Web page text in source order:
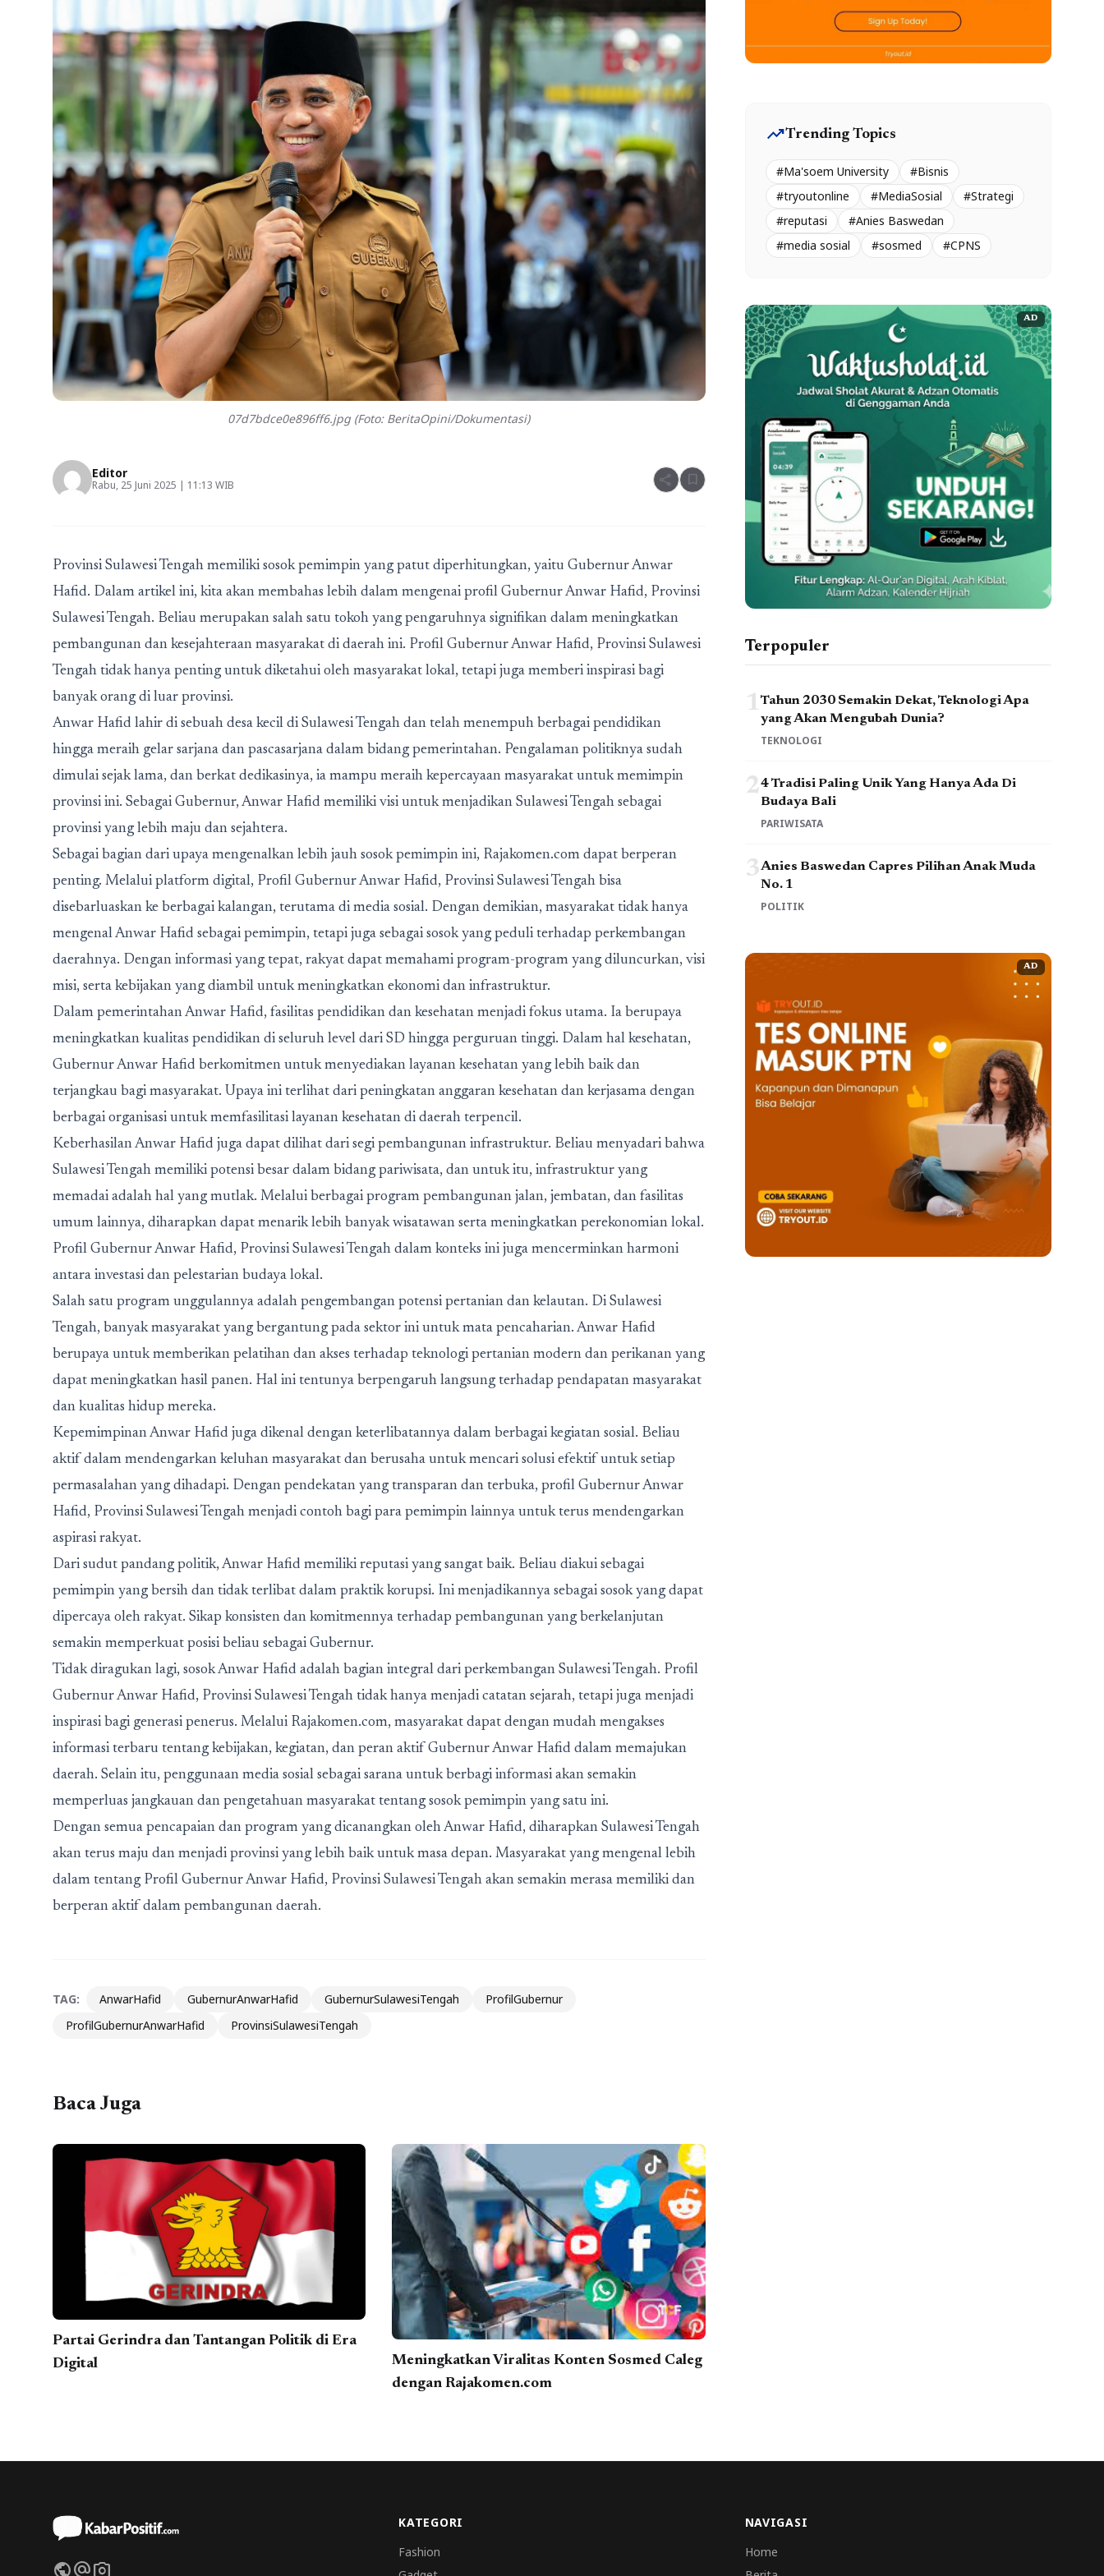
07d7bdce0e896ff6.jpg (Foto: BeritaOpini/Dokumentasi)
Editor
Rabu, 25 Juni 2025 | 11:13 WIB share bookmark
Provinsi Sulawesi Tengah memiliki sosok pemimpin yang patut diperhitungkan, yaitu Gubernur Anwar
Hafid. Dalam artikel ini, kita akan membahas lebih dalam mengenai profil Gubernur Anwar Hafid, Provinsi
Sulawesi Tengah. Beliau merupakan salah satu tokoh yang pengaruhnya signifikan dalam meningkatkan
pembangunan dan kesejahteraan masyarakat di daerah ini. Profil Gubernur Anwar Hafid, Provinsi Sulawesi
Tengah tidak hanya penting untuk diketahui oleh masyarakat lokal, tetapi juga memberi inspirasi bagi
banyak orang di luar provinsi.
Anwar Hafid lahir di sebuah desa kecil di Sulawesi Tengah dan telah menempuh berbagai pendidikan
hingga meraih gelar sarjana dan pascasarjana dalam bidang pemerintahan. Pengalaman politiknya sudah
dimulai sejak lama, dan berkat dedikasinya, ia mampu meraih kepercayaan masyarakat untuk memimpin
provinsi ini. Sebagai Gubernur, Anwar Hafid memiliki visi untuk menjadikan Sulawesi Tengah sebagai
provinsi yang lebih maju dan sejahtera.
Sebagai bagian dari upaya mengenalkan lebih jauh sosok pemimpin ini, Rajakomen.com dapat berperan
penting. Melalui platform digital, Profil Gubernur Anwar Hafid, Provinsi Sulawesi Tengah bisa
disebarluaskan ke berbagai kalangan, terutama di media sosial. Dengan demikian, masyarakat tidak hanya
mengenal Anwar Hafid sebagai pemimpin, tetapi juga sebagai sosok yang peduli terhadap perkembangan
daerahnya. Dengan informasi yang tepat, rakyat dapat memahami program-program yang diluncurkan, visi
misi, serta kebijakan yang diambil untuk meningkatkan ekonomi dan infrastruktur.
Dalam pemerintahan Anwar Hafid, fasilitas pendidikan dan kesehatan menjadi fokus utama. Ia berupaya
meningkatkan kualitas pendidikan di seluruh level dari SD hingga perguruan tinggi. Dalam hal kesehatan,
Gubernur Anwar Hafid berkomitmen untuk menyediakan layanan kesehatan yang lebih baik dan
terjangkau bagi masyarakat. Upaya ini terlihat dari peningkatan anggaran kesehatan dan kerjasama dengan
berbagai organisasi untuk memfasilitasi layanan kesehatan di daerah terpencil.
Keberhasilan Anwar Hafid juga dapat dilihat dari segi pembangunan infrastruktur. Beliau menyadari bahwa
Sulawesi Tengah memiliki potensi besar dalam bidang pariwisata, dan untuk itu, infrastruktur yang
memadai adalah hal yang mutlak. Melalui berbagai program pembangunan jalan, jembatan, dan fasilitas
umum lainnya, diharapkan dapat menarik lebih banyak wisatawan serta meningkatkan perekonomian lokal.
Profil Gubernur Anwar Hafid, Provinsi Sulawesi Tengah dalam konteks ini juga mencerminkan harmoni
antara investasi dan pelestarian budaya lokal.
Salah satu program unggulannya adalah pengembangan potensi pertanian dan kelautan. Di Sulawesi
Tengah, banyak masyarakat yang bergantung pada sektor ini untuk mata pencaharian. Anwar Hafid
berupaya untuk memberikan pelatihan dan akses terhadap teknologi pertanian modern dan perikanan yang
dapat meningkatkan hasil panen. Hal ini tentunya berpengaruh langsung terhadap pendapatan masyarakat
dan kualitas hidup mereka.
Kepemimpinan Anwar Hafid juga dikenal dengan keterlibatannya dalam berbagai kegiatan sosial. Beliau
aktif dalam mendengarkan keluhan masyarakat dan berusaha untuk mencari solusi efektif untuk setiap
permasalahan yang dihadapi. Dengan pendekatan yang transparan dan terbuka, profil Gubernur Anwar
Hafid, Provinsi Sulawesi Tengah menjadi contoh bagi para pemimpin lainnya untuk terus mendengarkan
aspirasi rakyat.
Dari sudut pandang politik, Anwar Hafid memiliki reputasi yang sangat baik. Beliau diakui sebagai
pemimpin yang bersih dan tidak terlibat dalam praktik korupsi. Ini menjadikannya sebagai sosok yang dapat
dipercaya oleh rakyat. Sikap konsisten dan komitmennya terhadap pembangunan yang berkelanjutan
semakin memperkuat posisi beliau sebagai Gubernur.
Tidak diragukan lagi, sosok Anwar Hafid adalah bagian integral dari perkembangan Sulawesi Tengah. Profil
Gubernur Anwar Hafid, Provinsi Sulawesi Tengah tidak hanya menjadi catatan sejarah, tetapi juga menjadi
inspirasi bagi generasi penerus. Melalui Rajakomen.com, masyarakat dapat dengan mudah mengakses
informasi terbaru tentang kebijakan, kegiatan, dan peran aktif Gubernur Anwar Hafid dalam memajukan
daerah. Selain itu, penggunaan media sosial sebagai sarana untuk berbagi informasi akan semakin
memperluas jangkauan dan pengetahuan masyarakat tentang sosok pemimpin yang satu ini.
Dengan semua pencapaian dan program yang dicanangkan oleh Anwar Hafid, diharapkan Sulawesi Tengah
akan terus maju dan menjadi provinsi yang lebih baik untuk masa depan. Masyarakat yang mengenal lebih
dalam tentang Profil Gubernur Anwar Hafid, Provinsi Sulawesi Tengah akan semakin merasa memiliki dan
berperan aktif dalam pembangunan daerah.
TAG: AnwarHafid GubernurAnwarHafid GubernurSulawesiTengah
ProfilGubernur
ProfilGubernurAnwarHafid
ProvinsiSulawesiTengah
Baca Juga
Partai Gerindra dan Tantangan Politik di Era
Digital
Meningkatkan Viralitas Konten Sosmed Caleg
dengan Rajakomen.com
trending_upTrending Topics
#Ma'soem University
#Bisnis
#tryoutonline
#MediaSosial
#Strategi
#reputasi
#Anies Baswedan
#media sosial
#sosmed #CPNS
AD
Terpopuler
1Tahun 2030 Semakin Dekat, Teknologi Apa
yang Akan Mengubah Dunia?
TEKNOLOGI
24 Tradisi Paling Unik Yang Hanya Ada Di
Budaya Bali
PARIWISATA
3Anies Baswedan Capres Pilihan Anak Muda
No. 1
POLITIK
AD
publicalternate_emailphoto_camera
KATEGORI
Fashion
NAVIGASI
Home